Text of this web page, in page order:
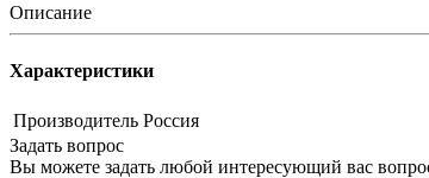
Описание
Характеристики
Производитель Россия
Задать вопрос
Вы можете задать любой интересующий вас